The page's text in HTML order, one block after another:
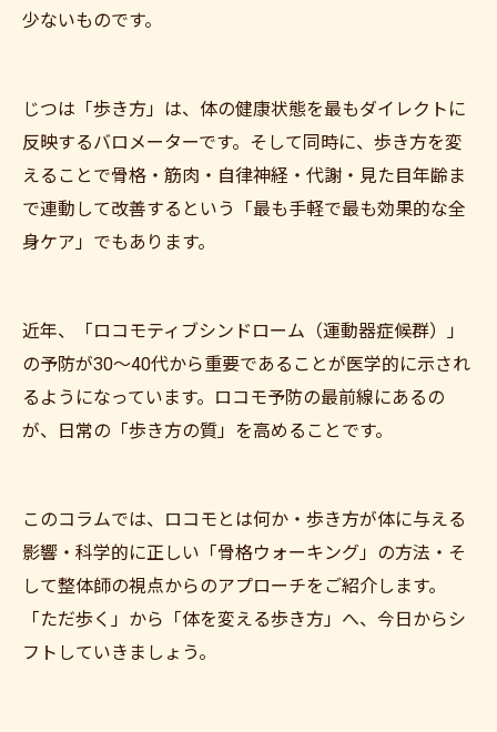
少ないものです。
じつは「歩き方」は、体の健康状態を最もダイレクトに
反映するバロメーターです。そして同時に、歩き方を変
えることで骨格・筋肉・自律神経・代謝・見た目年齢ま
で連動して改善するという「最も手軽で最も効果的な全
身ケア」でもあります。
近年、「ロコモティブシンドローム（運動器症候群）」
の予防が30〜40代から重要であることが医学的に示され
るようになっています。ロコモ予防の最前線にあるの
が、日常の「歩き方の質」を高めることです。
このコラムでは、ロコモとは何か・歩き方が体に与える
影響・科学的に正しい「骨格ウォーキング」の方法・そ
して整体師の視点からのアプローチをご紹介します。
「ただ歩く」から「体を変える歩き方」へ、今日からシ
フトしていきましょう。